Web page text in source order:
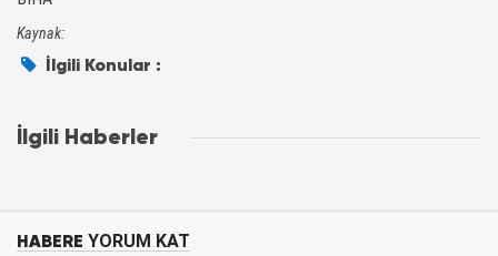
Kaynak:
İlgili Konular :
İlgili Haberler
HABERE YORUM KAT